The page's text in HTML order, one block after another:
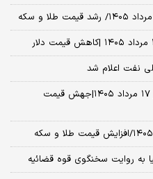
نفت اعلام شد
قیمت سکه، نیم سکه و ربع سکه امروز ۱۷ مرداد ۱۴۰۵|جهش قیمت
به روایت سخنگوی قوه قضائیه